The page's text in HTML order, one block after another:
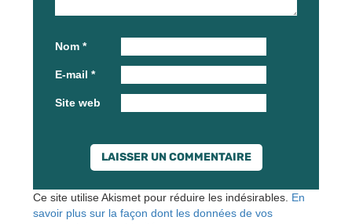
Nom *
E-mail *
Site web
Ce site utilise Akismet pour réduire les indésirables. En
savoir plus sur la façon dont les données de vos